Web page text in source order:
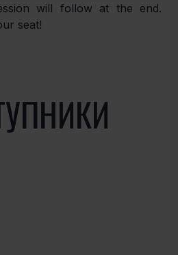
will follow at the end.
seat!